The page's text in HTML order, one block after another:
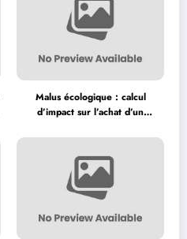
Malus écologique : calcul
d’impact sur l’achat d’un